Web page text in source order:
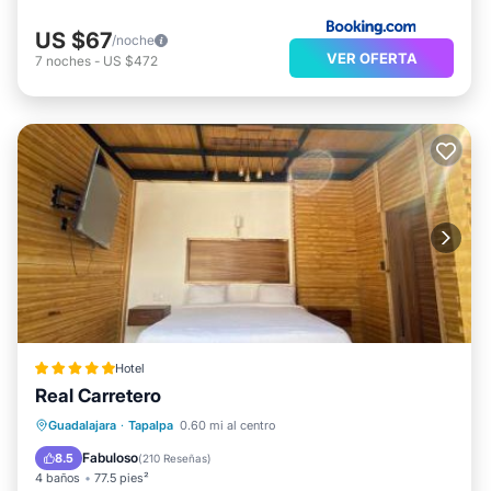
US $67/noche
7 noches - US $472 VER OFERTA
Hotel
Real Carretero
Guadalajara · Tapalpa 0.60 mi al centro
8.5 Fabuloso(210 Reseñas)
4 baños 77.5 pies²
Aparcamiento
Balcón/Terraza
Vistas
Internet